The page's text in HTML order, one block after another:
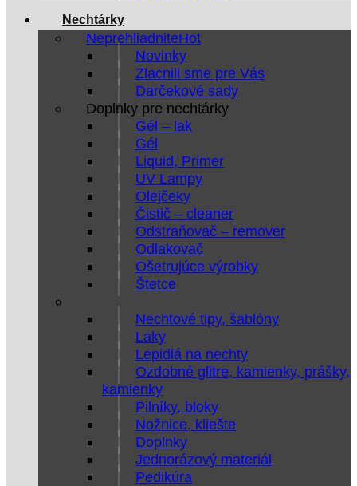
Nechtárky
Neprehliadnite
Novinky
Zlacnili sme pre Vás
Darčekové sady
Doplnky pre nechtárky
Gél – lak
Gél
Liquid, Primer
UV Lampy
Olejčeky
Čistič – cleaner
Odstraňovač – remover
Odlakovač
Ošetrujúce výrobky
Štetce
Nechtové tipy, šablóny
Laky
Lepidlá na nechty
Ozdobné glitre, kamienky, prášky,
kamienky
Pilníky, bloky
Nožnice, kliešte
Doplnky
Jednorázový materiál
Pedikúra